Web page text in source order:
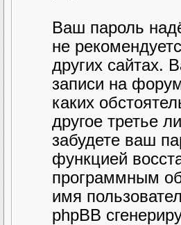
Ваш пароль
не
других сайтах.
записи на
каких
другое третье
забудете ваш
функцией
программным
имя
phpBB